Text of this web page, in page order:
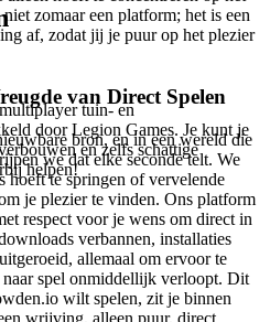
zomaar een platform; het is een
af, zodat jij je puur op het plezier
van Direct Spelen
bron, en in een wereld die
we dat elke seconde telt. We
hoeft te springen of vervelende
je plezier te vinden. Ons platform
respect voor je wens om direct in
verbannen, installaties
allemaal om ervoor te
naar spel onmiddellijk verloopt. Dit
wilt spelen, zit je binnen
wrijving, alleen puur, direct
tuin- en
door Legion Games. Je kunt je
en zelfs schattige
helpen!